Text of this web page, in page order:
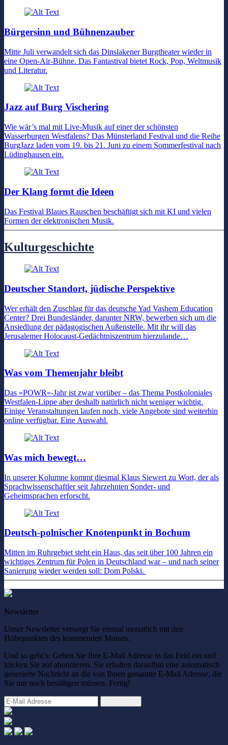
Bürgersinn und Bühnenzauber
Mitte Juli verwandelt sich das Dinslakener Burgtheater wieder in
eine Open-Air-Bühne. Das Fantastival bietet Rock, Pop, Weltmusik
und Literatur.
Jazz auf Burg Vischering
Wie wär’s mal mit Live-Musik auf einer der schönsten
Wasserburgen Westfalens? Das Münsterland Festival und die Reihe
BurgJazz laden vom 19. bis 21. Juni zu einem Sommerfestival nach
Lüdinghausen ein.
Der Klang formt die Ideen
Das Festival Blaues Rauschen beschäftigt sich mit KI und vielen
Formen der elektronischen Musik.
Kulturgeschichte
Deutscher Standort, jüdische Perspektive
Wer erhält den Zuschlag für das deutsche Yad Vashem Education
Center? Drei Bundesländer, darunter NRW, bewerben sich um die
Ansiedlung der pädagogischen Außenstelle. Mit ihr will das
Jerusalemer Holocaust-Gedächtniszentrum hierzulande…
Was vom Themenjahr bleibt
Das »POWR«-Jahr ist zwar vorüber – das Thema Postkoloniales
Westfalen-Lippe aber deshalb natürlich nicht weniger wichtig.
Einige Veranstaltungen laufen noch, viele Angebote sind weiterhin
online verfügbar. Eine Auswahl.
Was mich bewegt…
In unserer Kolumne kommt diesmal Klaus Siewert zu Wort, der als
Sprachwissenschaftler seit Jahrzehnten Sonder- und
Geheimsprachen erforscht.
Deutsch-polnischer Knotenpunkt in Bochum
Mitten im Ruhrgebiet steht ein Haus, das seit über 100 Jahren ein
wichtiges Zentrum für Polen in Deutschland war – und nach seiner
Sanierung wieder werden soll: Dom Polski.
Newsletter
Unser Newsletter versorgt Sie einmal monatlich mit den
Höhepunkten des kommenden Monats.
Und so geht’s: Geben Sie Ihre E-Mail Adresse in das Feld ein und
klicken Sie auf abonnieren. Sie erhalten daraufhin eine automatisch
generierte Nachricht an die von Ihnen genannte E-Mail Adresse, die
Sie nur noch bestätigen müssen. Fertig!